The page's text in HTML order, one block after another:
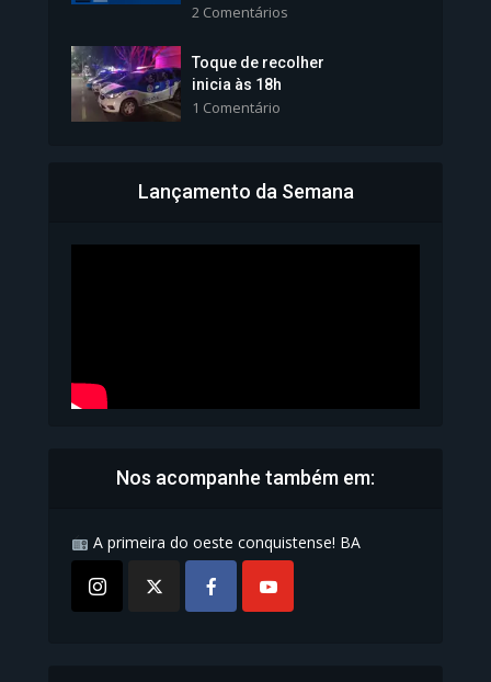
1.101 Modos de exibição
Bahia inicia emissão da
2 Comentários
Toque de recolher
inicia às 18h
1 Comentário
Lançamento da Semana
Nos acompanhe também em:
A primeira do oeste conquistense! BA